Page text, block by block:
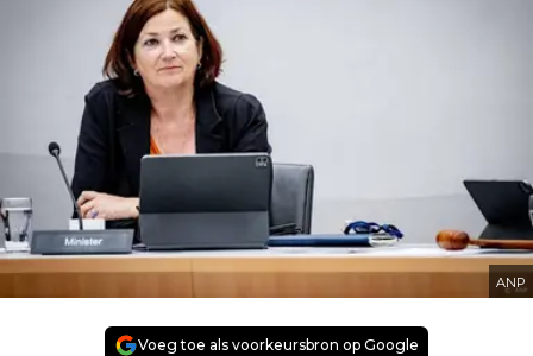
ANP
Voeg toe als voorkeursbron op Google